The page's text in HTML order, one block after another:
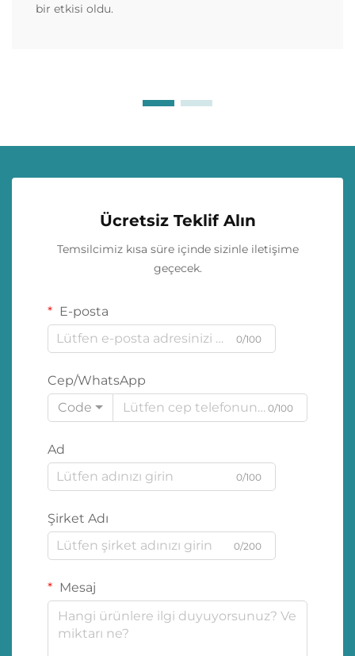
bir etkisi oldu.
Ücretsiz Teklif Alın
Temsilcimiz kısa süre içinde sizinle iletişime
geçecek.
E-posta
0/100
Cep/WhatsApp
Code
0/100
Ad
0/100
Şirket Adı
0/200
Mesaj